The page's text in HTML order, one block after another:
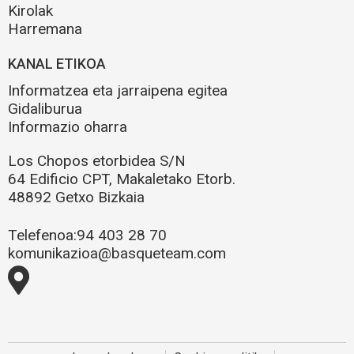
Kirolak
Harremana
KANAL ETIKOA
Informatzea eta jarraipena egitea
Gidaliburua
Informazio oharra
Los Chopos etorbidea S/N
64 Edificio CPT, Makaletako Etorb.
48892 Getxo Bizkaia
Telefenoa:94 403 28 70
komunikazioa@basqueteam.com